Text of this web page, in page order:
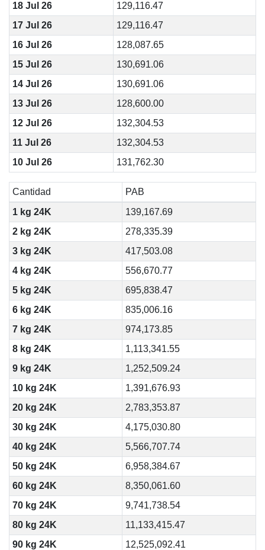
18 Jul 26
129,116.47
17 Jul 26
129,116.47
16 Jul 26
128,087.65
15 Jul 26
130,691.06
14 Jul 26
130,691.06
13 Jul 26
128,600.00
12 Jul 26
132,304.53
11 Jul 26
132,304.53
10 Jul 26
131,762.30
Cantidad
PAB
1 kg 24K
139,167.69
2 kg 24K
278,335.39
3 kg 24K
417,503.08
4 kg 24K
556,670.77
5 kg 24K
695,838.47
6 kg 24K
835,006.16
7 kg 24K
974,173.85
8 kg 24K
1,113,341.55
9 kg 24K
1,252,509.24
10 kg 24K
1,391,676.93
20 kg 24K
2,783,353.87
30 kg 24K
4,175,030.80
40 kg 24K
5,566,707.74
50 kg 24K
6,958,384.67
60 kg 24K
8,350,061.60
70 kg 24K
9,741,738.54
80 kg 24K
11,133,415.47
90 kg 24K
12,525,092.41